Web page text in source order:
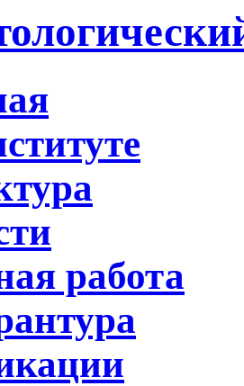
работа